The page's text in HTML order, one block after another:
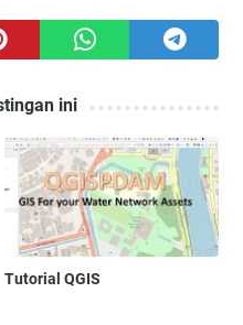
ini
Tutorial QGIS